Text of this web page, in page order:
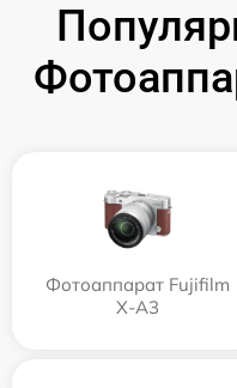
Фотоаппарат Fujifilm
X-A3